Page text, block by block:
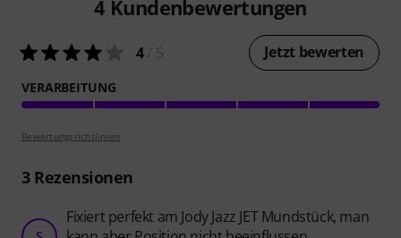
4 Kundenbewertungen
4/ 5 Jetzt bewerten
VERARBEITUNG
Bewertungsrichtlinien
3Rezensionen
Fixiert perfekt am Jody Jazz JET Mundstück, man